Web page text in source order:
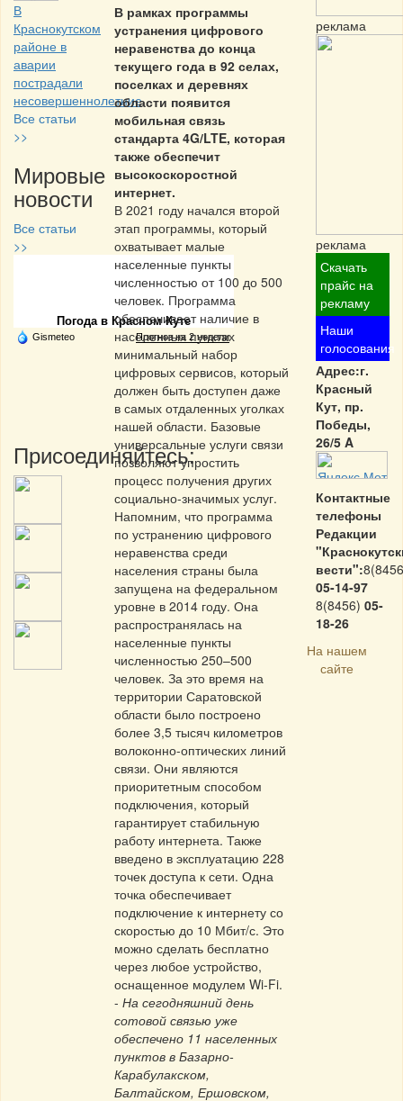
В
Краснокутском
районе в
аварии
пострадали
несовершеннолетние
Все статьи
>>
Мировые
новости
Все статьи
>>
Частная реклама
Погода в Красном Куте
Gismeteo Прогноз на 2 недели
Присоединяйтесь:
В рамках программы
устранения цифрового
неравенства до конца
текущего года в 92 селах,
поселках и деревнях
области появится
мобильная связь
стандарта 4G/LTE, которая
также обеспечит
высокоскоростной
интернет.
В 2021 году начался второй
этап программы, который
охватывает малые
населенные пункты
численностью от 100 до 500
человек. Программа
обеспечивает наличие в
населенных пунктах
минимальный набор
цифровых сервисов, который
должен быть доступен даже
в самых отдаленных уголках
нашей области. Базовые
универсальные услуги связи
позволяют упростить
процесс получения других
социально-значимых услуг.
Напомним, что программа
по устранению цифрового
неравенства среди
населения страны была
запущена на федеральном
уровне в 2014 году. Она
распространялась на
населенные пункты
численностью 250–500
человек. За это время на
территории Саратовской
области было построено
более 3,5 тысяч километров
волоконно-оптических линий
связи. Они являются
приоритетным способом
подключения, который
гарантирует стабильную
работу интернета. Также
введено в эксплуатацию 228
точек доступа к сети. Одна
точка обеспечивает
подключение к интернету со
скоростью до 10 Мбит/с. Это
можно сделать бесплатно
через любое устройство,
оснащенное модулем Wi-Fi.
- На сегодняшний день
сотовой связью уже
обеспечено 11 населенных
пунктов в Базарно-
Карабулакском,
Балтайском, Ершовском,
реклама
реклама
Скачать
прайс на
рекламу
Наши
голосования
Адрес:г.
Красный
Кут, пр.
Победы,
26/5 A
Контактные
телефоны
Редакции
вести":
05-14-97
8(8456) 05-
18-26
На нашем
сайте